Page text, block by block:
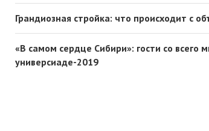
Грандиозная стройка: что происходит с
«В самом сердце Сибири»: гости со всего
универсиаде-2019